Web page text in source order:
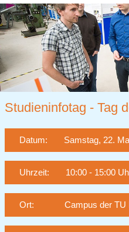
- Tag der offenen Tür
Studieninfotag - Tag
Datum: Samstag, 22.
Uhrzeit: 10:00 - 15:00
Ort: Campus der TU